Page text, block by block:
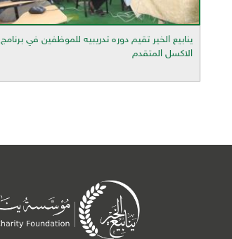
ينابيع الخير تقيم دوره تدريبيه للموظفين في برنامج
الاكسل المتقدم